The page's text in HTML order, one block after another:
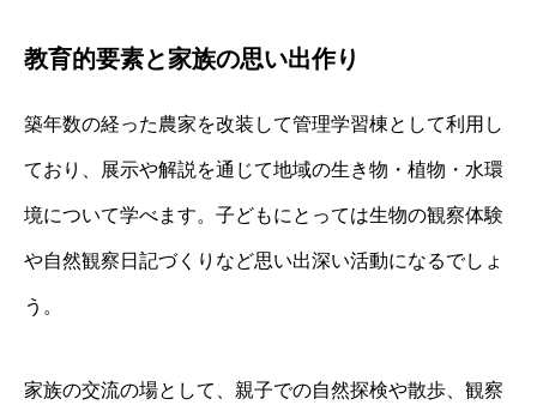
教育的要素と家族の思い出作り
築年数の経った農家を改装して管理学習棟として利用し
ており、展示や解説を通じて地域の生き物・植物・水環
境について学べます。子どもにとっては生物の観察体験
や自然観察日記づくりなど思い出深い活動になるでしょ
う。
家族の交流の場として、親子での自然探検や散歩、観察